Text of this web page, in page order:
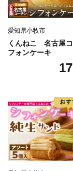
〒260-0016
千葉県千葉市中
レッドホース
電話番号：
【重要】
・福岡市内に
品の送付を行っ
・企業・団体か
愛知県小牧市
くんねこ 名古屋
フォンケーキ